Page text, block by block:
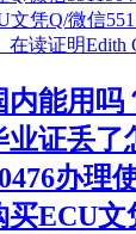
能用吗
证丢了
办理
ECU文